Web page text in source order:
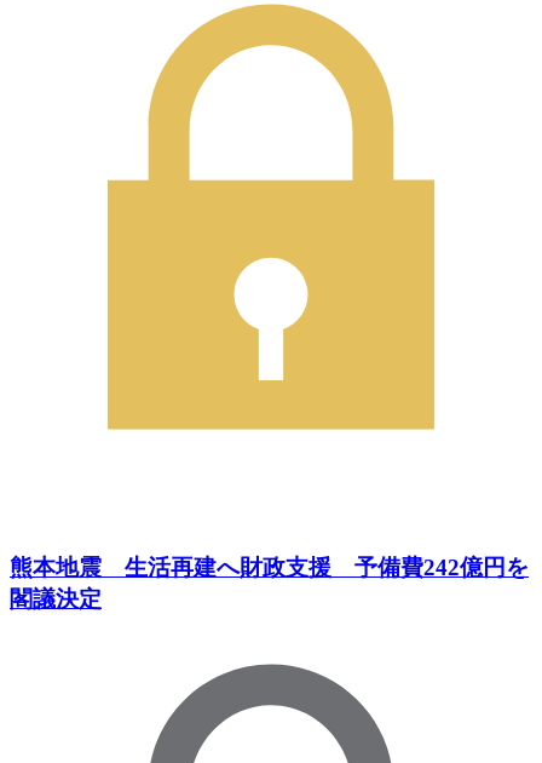
熊本地震 生活再建へ財政支援 予備費242億円を
閣議決定